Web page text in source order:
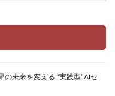
未来を変える “実践型”AIセ